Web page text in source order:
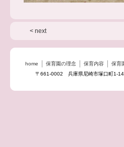
< next
home 保育園の理念 保育内容 保育
〒661-0002 兵庫県尼崎市塚口町